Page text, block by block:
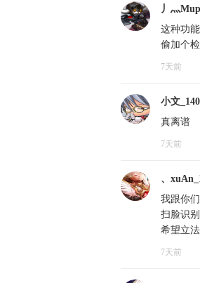
丿灬
这种功
偷加个
7天前
小文
真离谱
7天前
、
我跟你
扫脸识
希望立
7天前